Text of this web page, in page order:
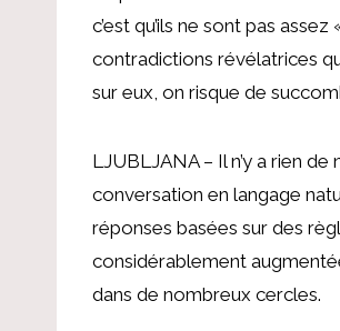
c’est qu’ils ne sont pas
contradictions révélatrices
sur eux, on risque de
LJUBLJANA – Il n’y a rien
conversation en langage
réponses basées sur des
considérablement
dans de nombreux cercles.